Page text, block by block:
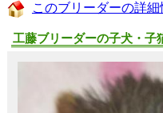
このブリーダーの詳
工藤ブリーダーの子犬・子